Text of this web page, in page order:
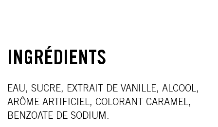
INGRÉDIENTS
EAU, SUCRE, EXTRAIT DE VANILLE, ALCOOL,
ARÔME ARTIFICIEL, COLORANT CARAMEL,
BENZOATE DE SODIUM.